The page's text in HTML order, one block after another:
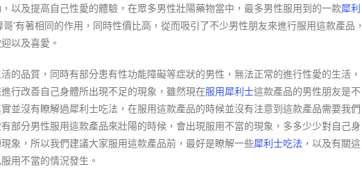
以及提高自己性愛的體驗，在眾多男性壯陽藥物當中，最多男性服用到的一款犀利
哥’有著相同的作用，同時性價比高，從而吸引了不少男性朋友來進行服用這款產品，
以及喜愛。
的品質，同時有部分患有性功能障礙等症狀的男性，無法正常的進行性愛的生活，
行改善自己身體所出現不足的現象，雖然現在服用犀利士這款產品的男性朋友是不
並沒有瞭解過犀利士吃法，在服用這款產品的時候並沒有注意到這款產品需要我們
部分男性服用這款產品來壯陽的時候，會出現服用不當的現象，多多少少對自己身
象，所以我們建議大家服用這款產品前，最好是瞭解一些犀利士吃法 ，以及有關這
用不當的情況發生。